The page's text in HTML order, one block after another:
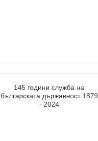
145 години служба на
българската държавност 1879
- 2024